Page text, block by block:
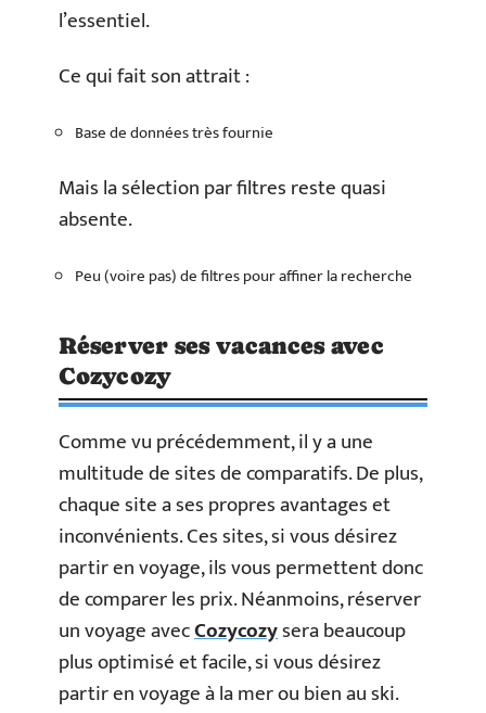
l’essentiel.
Ce qui fait son attrait :
Base de données très fournie
Mais la sélection par filtres reste quasi
absente.
Peu (voire pas) de filtres pour affiner la recherche
Réserver ses vacances avec
Cozycozy
Comme vu précédemment, il y a une
multitude de sites de comparatifs. De plus,
chaque site a ses propres avantages et
inconvénients. Ces sites, si vous désirez
partir en voyage, ils vous permettent donc
de comparer les prix. Néanmoins, réserver
un voyage avecCozycozysera beaucoup
plus optimisé et facile, si vous désirez
partir en voyage à la mer ou bien au ski.